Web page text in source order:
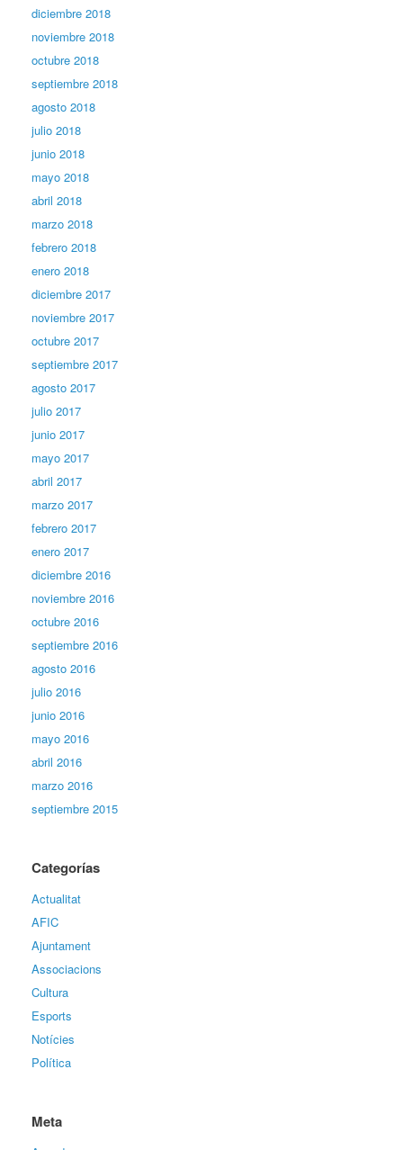
diciembre 2018
noviembre 2018
octubre 2018
septiembre 2018
agosto 2018
julio 2018
junio 2018
mayo 2018
abril 2018
marzo 2018
febrero 2018
enero 2018
diciembre 2017
noviembre 2017
octubre 2017
septiembre 2017
agosto 2017
julio 2017
junio 2017
mayo 2017
abril 2017
marzo 2017
febrero 2017
enero 2017
diciembre 2016
noviembre 2016
octubre 2016
septiembre 2016
agosto 2016
julio 2016
junio 2016
mayo 2016
abril 2016
marzo 2016
septiembre 2015
Categorías
Actualitat
AFIC
Ajuntament
Associacions
Cultura
Esports
Notícies
Política
Meta